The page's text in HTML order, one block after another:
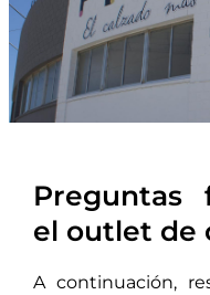
Preguntas
el outlet de
A continuación,